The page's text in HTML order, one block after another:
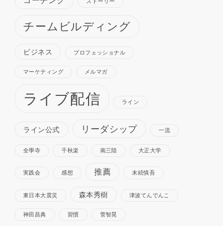
チームビルディング
ビジネス プロフェッショナル
マーケティング メルマガ
ライブ配信 ライン
ライン公式 リーダシップ 一流
全學寺 千秋楽 南三陸 大正大学
実践会 感想 推薦 末続慎吾
東日本大震災 森本秀樹 津波てんでんこ
神田昌典 習慣 菅智晃